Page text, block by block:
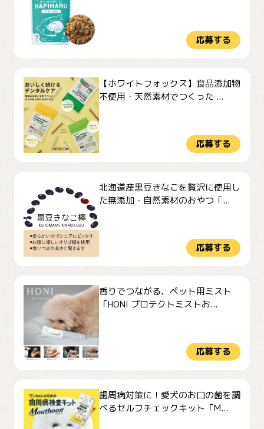
応募する
【ホワイトフォックス】食品添加物
不使用・天然素材でつくった ...
応募する
北海道産黒豆きなこを贅沢に使用し
た無添加・自然素材のおやつ「...
応募する
香りでつながる、ペット用ミスト
「HONI プロテクトミストお...
応募する
歯周病対策に！愛犬のお口の菌を調
べるセルフチェックキット「M...